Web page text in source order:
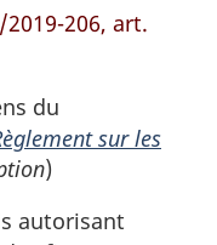
2019-206, art.
du
sur les
)
autorisant